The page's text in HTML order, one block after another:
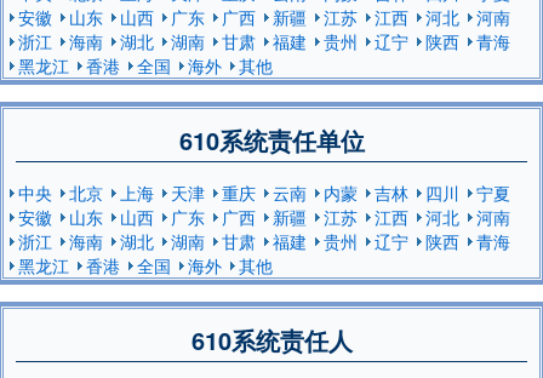
安徽
山东 山西 广东 广西 新疆 江苏 江西 河北
河南
浙江
海南 湖北 湖南 甘肃 福建 贵州 辽宁 陕西
青海
黑龙江
香港 全国 海外 其他
610系统责任单位
中央 北京 上海 天津 重庆 云南 内蒙 吉林 四川
宁夏
安徽
山东 山西 广东 广西 新疆 江苏 江西 河北
河南
浙江
海南 湖北 湖南 甘肃 福建 贵州 辽宁 陕西
青海
黑龙江
香港 全国 海外 其他
610系统责任人